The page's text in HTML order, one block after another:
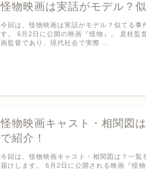
怪物映画は実話がモデル？
今回は、怪物映画は実話がモデル？似てる事
す。 6月2日に公開の映画『怪物』。 是枝監
画監督であり、現代社会で実際 …
怪物映画キャスト・相関図
で紹介！
今回は、怪物映画キャスト・相関図は？一覧
届けします。 6月2日に公開される映画『怪